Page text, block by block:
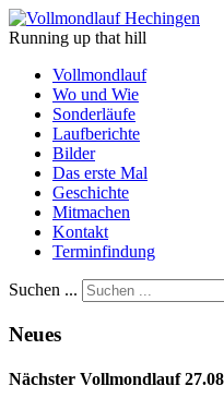
Running up that hill
Vollmondlauf
Wo und Wie
Sonderläufe
Laufberichte
Bilder
Das erste Mal
Geschichte
Mitmachen
Kontakt
Terminfindung
Suchen ...
Neues
Nächster Vollmondlauf